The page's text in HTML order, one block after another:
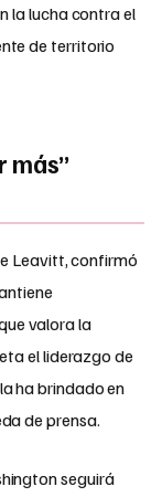
la lucha contra el
de territorio
más”
Leavitt, confirmó
valora la
el liderazgo de
ha brindado en
de prensa.
seguirá